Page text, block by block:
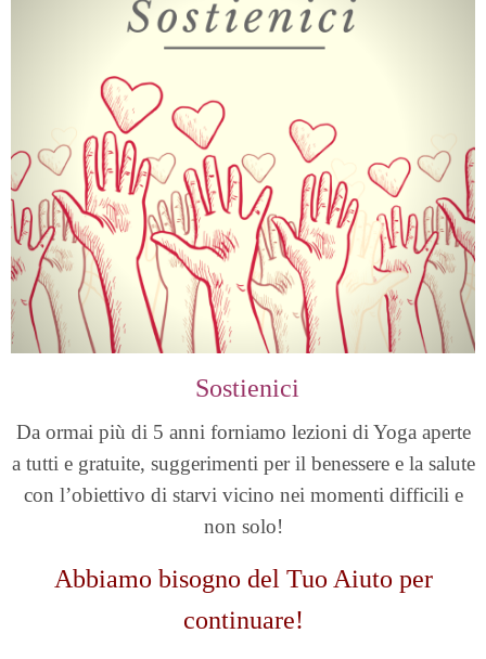
Sostienici
Da ormai più di 5 anni forniamo lezioni di Yoga aperte
a tutti e gratuite, suggerimenti per il benessere e la salute
con l’obiettivo di starvi vicino nei momenti difficili e
non solo!
Abbiamo bisogno del Tuo Aiuto per
continuare!